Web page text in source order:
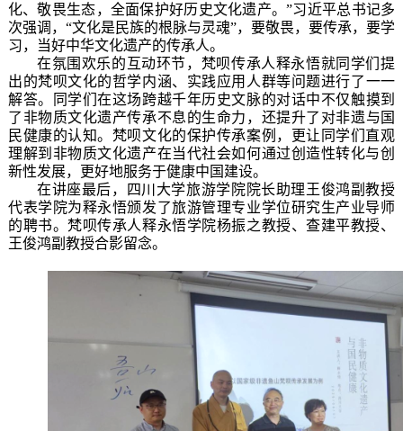
化、敬畏生态，全面保护好历史文化遗产。”习近平总书记多
次强调，“文化是民族的根脉与灵魂”，要敬畏，要传承，要学
习，当好中华文化遗产的传承人。
在氛围欢乐的互动环节， 梵呗传承人释永悟就同学们提
出的梵呗文化的哲学内涵、实践应用人群等问题进行了一一
解答。同学们在这场跨越千年历史文脉的对话中不仅触摸到
了非物质文化遗产传承不息的生命力 ， 还提升了 对非遗与国
民健康的认知。梵呗文化的保护传承案例，更让同学们直观
理解到非物质文化遗产在当代社会如何通过创造性转化与创
新性发展，更好地服务于健康中国建设。
在讲座最后，四川大学旅游学院院长助理王俊鸿副教授
代表学院为释永悟颁发了旅游管理专业学位研究生产业导师
的聘书。梵呗传承人释永悟学院杨振之教授、查建平教授、
王俊鸿副教授合影留念。